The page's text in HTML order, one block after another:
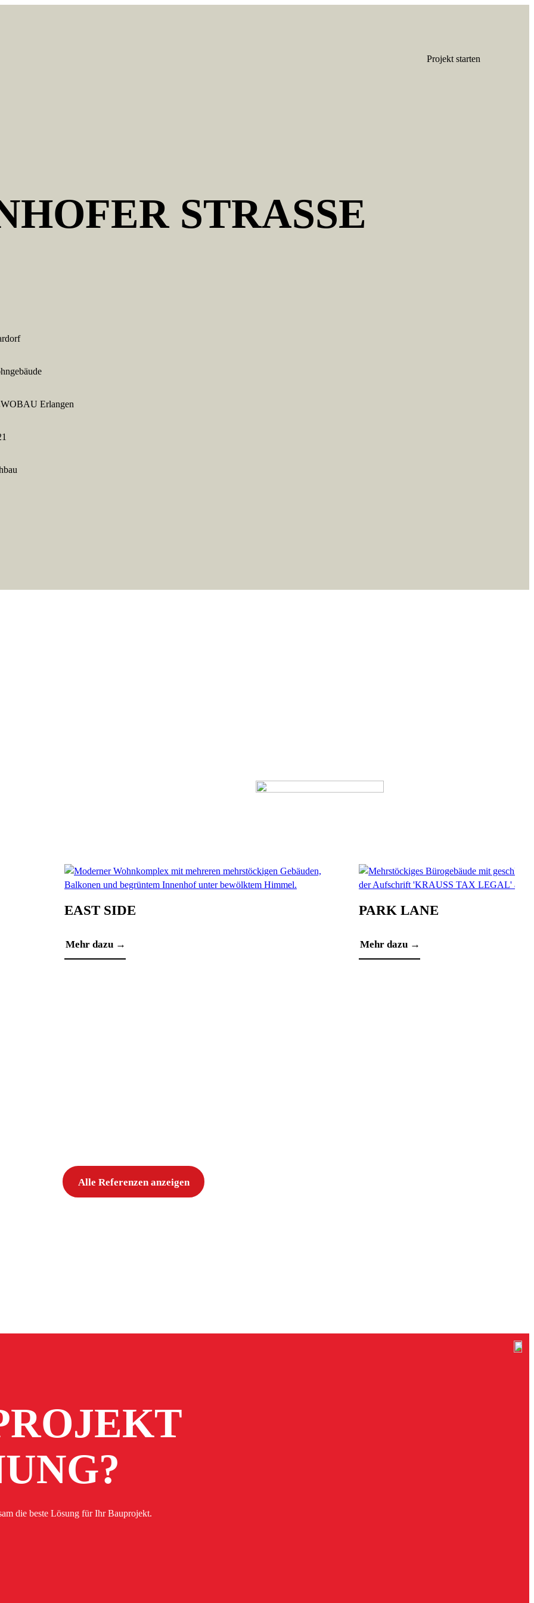
Projekt starten
STRASSE
Erlangen
EAST SIDE
Mehr dazu →
PARK LANE
Mehr dazu →
Alle Referenzen anzeigen
die beste Lösung für Ihr Bauprojekt.